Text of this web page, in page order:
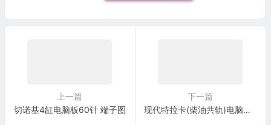
上一篇
切诺基4缸电脑板60针 端子图
下一篇
现代特拉卡(柴油共轨)电脑板3l+24+17针 端子图